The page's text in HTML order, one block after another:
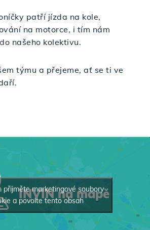
patří jízda na kole,
na motorce, i tím nám
našeho kolektivu.
týmu a přejeme, ať se ti ve
INVIN na mapě
přijměte marketingové soubory
a povolte tento obsah